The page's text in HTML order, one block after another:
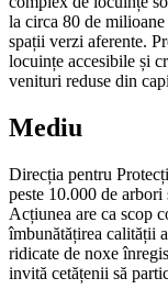
la circa 80 de
spații verzi aferente.
locuințe accesibile și
venituri reduse din
Mediu
Direcția pentru
peste 10.000 de
Acțiunea are ca scop
îmbunătățirea calității
ridicate de noxe
invită cetățenii să